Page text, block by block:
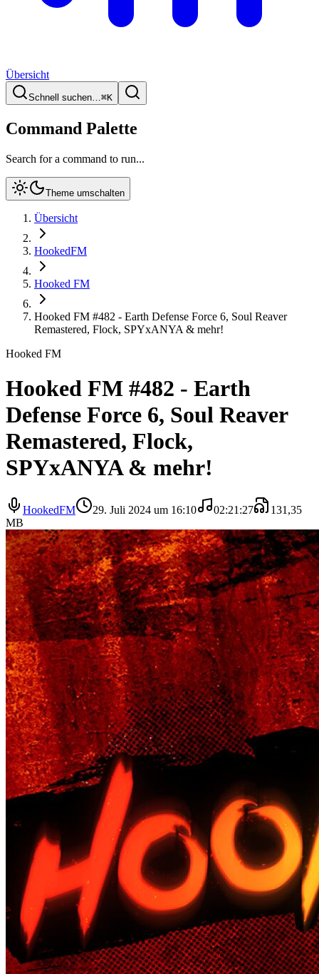
Übersicht
Schnell suchen…⌘K
Command Palette
Search for a command to run...
Theme umschalten
Übersicht
HookedFM
Hooked FM
Hooked FM #482 - Earth Defense Force 6, Soul Reaver
Remastered, Flock, SPYxANYA & mehr!
Hooked FM
Hooked FM #482 - Earth
Defense Force 6, Soul Reaver
Remastered, Flock,
SPYxANYA & mehr!
HookedFM 29. Juli 2024 um 16:10 02:21:27
131,35
MB